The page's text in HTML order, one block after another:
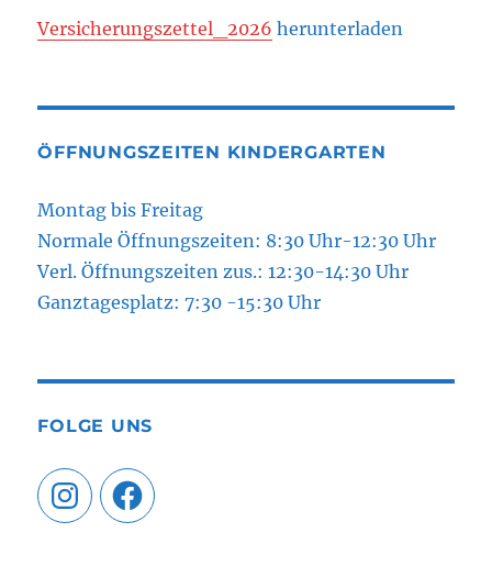
Versicherungszettel_2026 herunterladen
ÖFFNUNGSZEITEN KINDERGARTEN
Montag bis Freitag
Normale Öffnungszeiten: 8:30 Uhr-12:30 Uhr
Verl. Öffnungszeiten zus.: 12:30-14:30 Uhr
Ganztagesplatz: 7:30 -15:30 Uhr
FOLGE UNS
InstagramFacebook